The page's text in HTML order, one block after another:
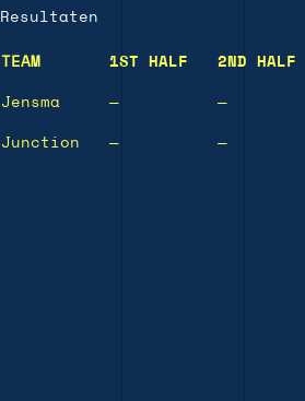
Resultaten
TEAM 1ST HALF 2ND HALF
Jensma — —
Junction — —